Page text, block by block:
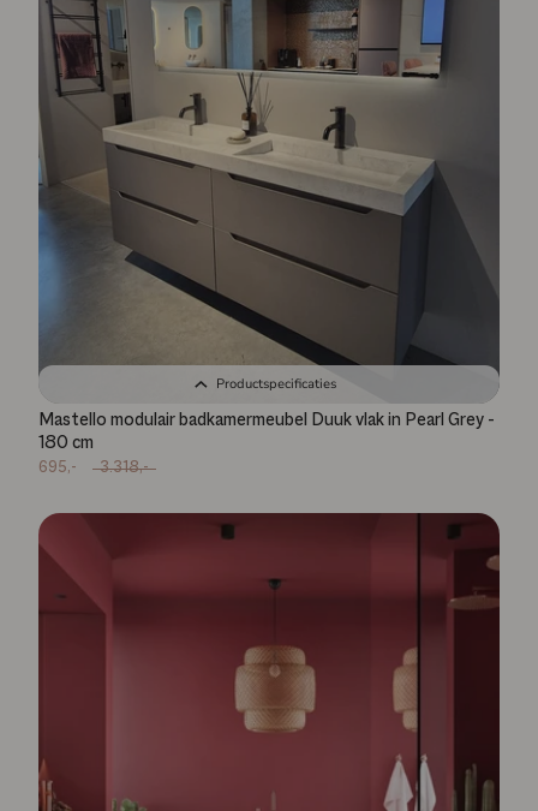
Productspecificaties
Mastello modulair badkamermeubel Duuk vlak in Pearl Grey -
180 cm
695,- 3.318,-